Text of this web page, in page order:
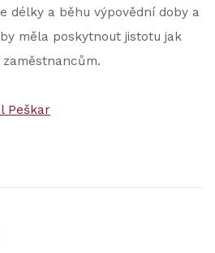
délky a běhu výpovědní doby a
měla poskytnout jistotu jak
Peškar